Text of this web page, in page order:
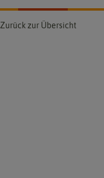
Zurück zur Übersicht